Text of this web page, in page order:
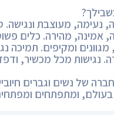
נעימה, מעוצבת ונגישה.
אמינה, מהירה. כלים
ומקיפים. תמיכה
נגישות מכל מכשיר,
של נשים וגברים
ומתפתחים